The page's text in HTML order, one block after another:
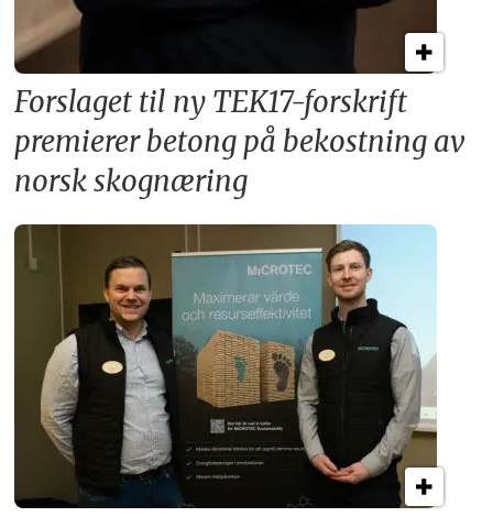
Forslaget til ny TEK17-forskrift
premierer betong på bekostning av
norsk skognæring